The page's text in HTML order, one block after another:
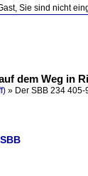
Sie sind nicht
dem Weg in
» Der SBB 234